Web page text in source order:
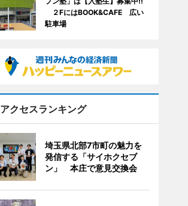
２FにはBOOK&CAFE 広い
駐車場
アクセスランキング
埼玉県北部7市町の魅力を
発信する「サイホクセブ
ン」 本庄で意見交換会